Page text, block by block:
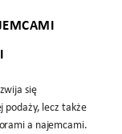
się
podaży, lecz także
a najemcami.